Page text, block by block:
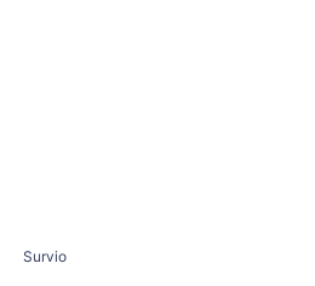
Survio